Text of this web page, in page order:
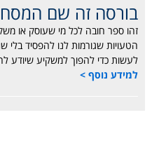
בורסה זה שם
זהו ספר חובה לכל מי שעוסק או
הטעויות שגורמות לנו להפסיד בלי
לעשות כדי להפוך למשקיע שיודע
למידע נוסף >